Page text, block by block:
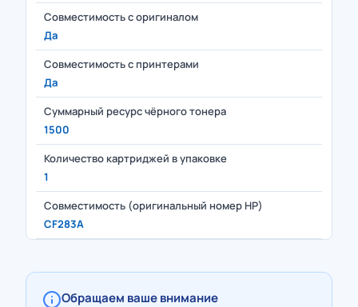
Совместимость с оригиналом
Да
Совместимость с принтерами
Да
Суммарный ресурс чёрного тонера
1500
Количество картриджей в упаковке
1
Совместимость (оригинальный номер HP)
CF283A
Обращаем ваше внимание